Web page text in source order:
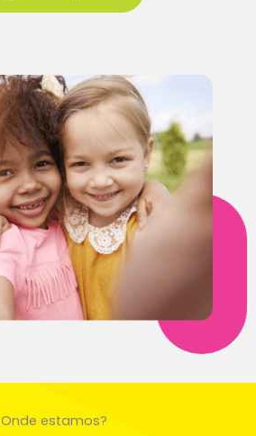
Onde estamos?